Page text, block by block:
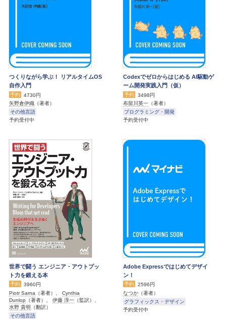
つくりながら学ぶ！ リアルタイムOS
自作入門
予約
4730円
矢野倉伊織 （著者）
その他言語
予約受付中
Codexでゼロからはじめる AI駆動ゲ
ーム開発実践入門（仮）
予約
3498円
布留川英一 （著者）
プログラミング・開発
予約受付中
世界で闘う エンジニア・アウトプッ
ト力を鍛える本
予約
3960円
Piotr Sarna （著者）、 Cynthia
Dunlop （著者）、 伊藤 淳一 （監訳）、
水野 貴明 （翻訳）
その他言語
Adobe Expressではじめてデザイ
ン！
予約
2596円
なつか （著者）
グラフィックス・デザイン
予約受付中